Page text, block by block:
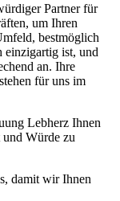
Partner für
um Ihren
bestmöglich
einzigartig ist, und
an. Ihre
für uns im
Lebherz Ihnen
Würde zu
damit wir Ihnen